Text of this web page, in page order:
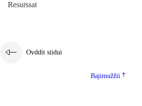
Resurssat
Ovddit siidui
Bajimužžii